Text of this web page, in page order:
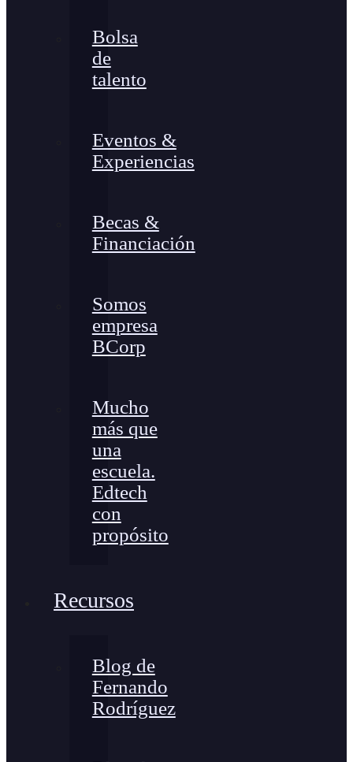
Bolsa
de
talento
Eventos &
Experiencias
Becas &
Financiación
Somos
empresa
BCorp
Mucho
más que
una
escuela.
Edtech
con
propósito
Recursos
Blog de
Fernando
Rodríguez